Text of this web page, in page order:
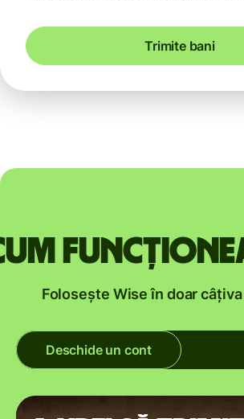
Trimite bani
Folosește Wise în doar
Deschide un cont